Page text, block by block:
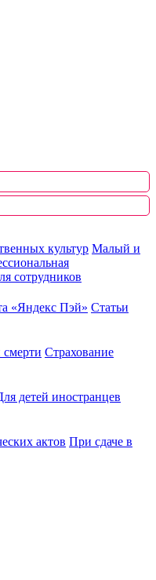
культур Малый и
сотрудников
«Яндекс Пэй» Статьи
Страхование
детей иностранцев
актов При сдаче в